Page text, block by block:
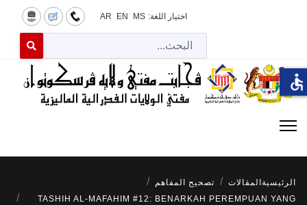
اختيار اللغة: MS
EN
AR
for results.
الرئيسية المقالات
تصحيح المفاهم
TASHIH AL-MAFAHIM #12: BENARKAH PEREMPUAN YANG
accessible